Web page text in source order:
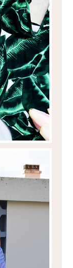
BANHO